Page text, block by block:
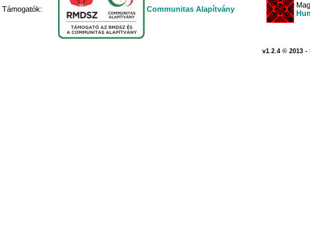
Támogatók: Communitas Alapítvány
v1.2.4 © 2013